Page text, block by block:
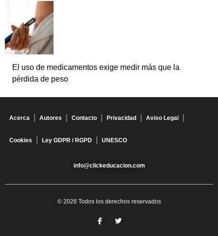
El uso de medicamentos exige medir más que la
pérdida de peso
Acerca Autores Contacto Privacidad Aviso Legal
Cookies Ley GDPR / RGPD UNESCO
info@clickeducacion.com
© 2026 Todos los derechos reservados